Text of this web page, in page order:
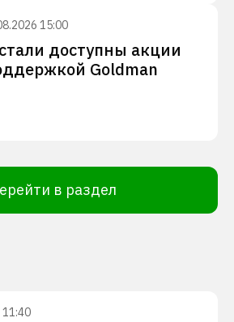
15:00
доступны акции
Goldman
в раздел